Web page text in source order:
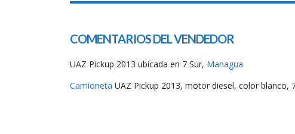
COMENTARIOS DEL VENDEDOR
UAZ Pickup 2013 ubicada en 7 Sur, Managua
Camioneta UAZ Pickup 2013, motor diesel, color